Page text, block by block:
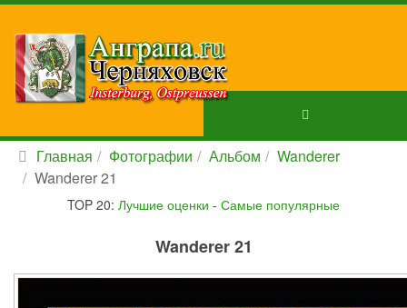
Главная Фотографии Альбом
Wanderer
Wanderer 21
TOP 20: Лучшие оценки - Самые популярные
Wanderer 21